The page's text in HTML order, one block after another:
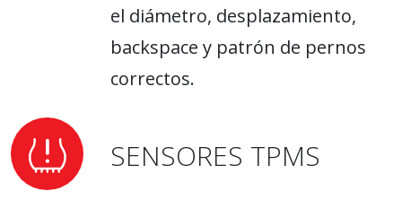
el diámetro, desplazamiento,
backspace y patrón de pernos
correctos.
SENSORES TPMS